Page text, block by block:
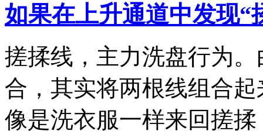
如果在上升通道中发现“
搓揉线，主力洗盘行为
合，其实将两根线组合
像是洗衣服一样来回搓